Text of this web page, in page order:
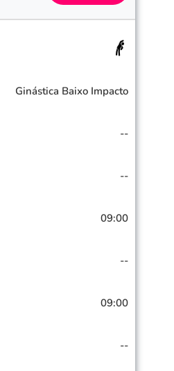
Ginástica Baixo Impacto
--
--
09:00
--
09:00
--